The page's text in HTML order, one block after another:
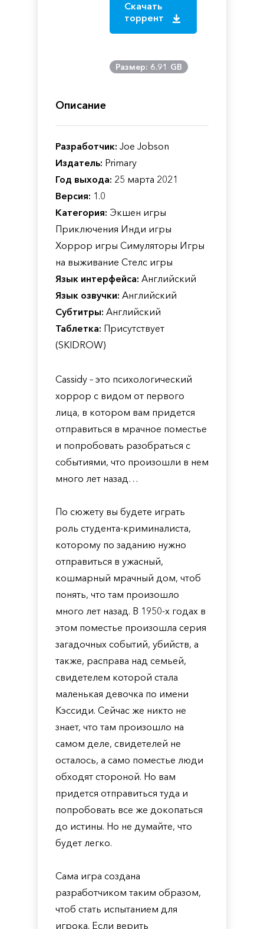
Скачать
торрент
Размер: 6.91 GB
Описание
Разработчик: Joe Jobson
Издатель: Primary
Год выхода: 25 марта 2021
Версия: 1.0
Категория: Экшен игры
Приключения Инди игры
Хоррор игры Симуляторы Игры
на выживание Стелс игры
Язык интерфейса: Английский
Язык озвучки: Английский
Субтитры: Английский
Таблетка: Присутствует
(SKIDROW)
Cassidy – это психологический
хоррор с видом от первого
лица, в котором вам придется
отправиться в мрачное поместье
и попробовать разобраться с
событиями, что произошли в нем
много лет назад…
По сюжету вы будете играть
роль студента-криминалиста,
которому по заданию нужно
отправиться в ужасный,
кошмарный мрачный дом, чтоб
понять, что там произошло
много лет назад. В 1950-х годах в
этом поместье произошла серия
загадочных событий, убийств, а
также, расправа над семьей,
свидетелем которой стала
маленькая девочка по имени
Кэссиди. Сейчас же никто не
знает, что там произошло на
самом деле, свидетелей не
осталось, а само поместье люди
обходят стороной. Но вам
придется отправиться туда и
попробовать все же докопаться
до истины. Но не думайте, что
будет легко.
Сама игра создана
разработчиком таким образом,
чтоб стать испытанием для
игрока. Если верить